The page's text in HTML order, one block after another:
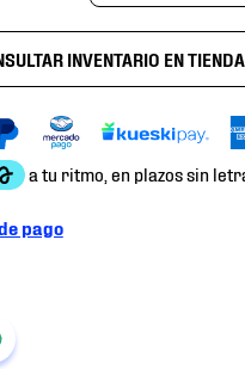
INVENTARIO EN TIENDA
pago